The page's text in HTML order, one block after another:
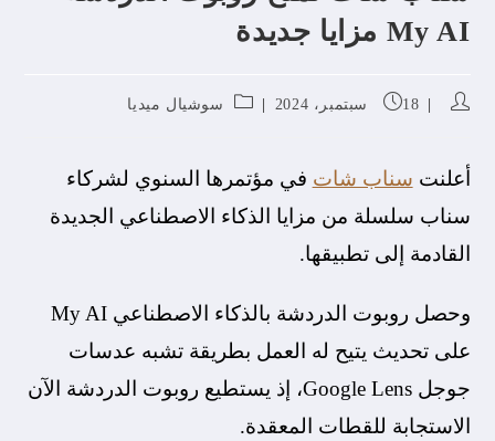
My AI مزايا جديدة
18 سبتمبر، 2024 سوشيال ميديا
أعلنت سناب شات في مؤتمرها السنوي لشركاء
سناب سلسلة من مزايا الذكاء الاصطناعي الجديدة
القادمة إلى تطبيقها.
وحصل روبوت الدردشة بالذكاء الاصطناعي My AI
على تحديث يتيح له العمل بطريقة تشبه عدسات
جوجل Google Lens، إذ يستطيع روبوت الدردشة الآن
الاستجابة للقطات المعقدة.